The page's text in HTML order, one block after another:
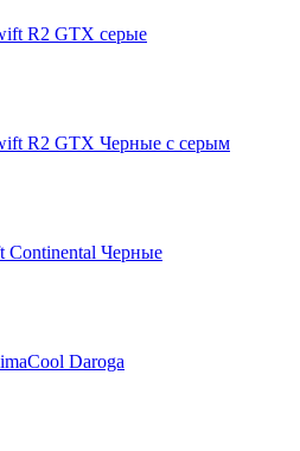
R2 GTX серые
R2 GTX Черные с серым
Continental Черные
Daroga